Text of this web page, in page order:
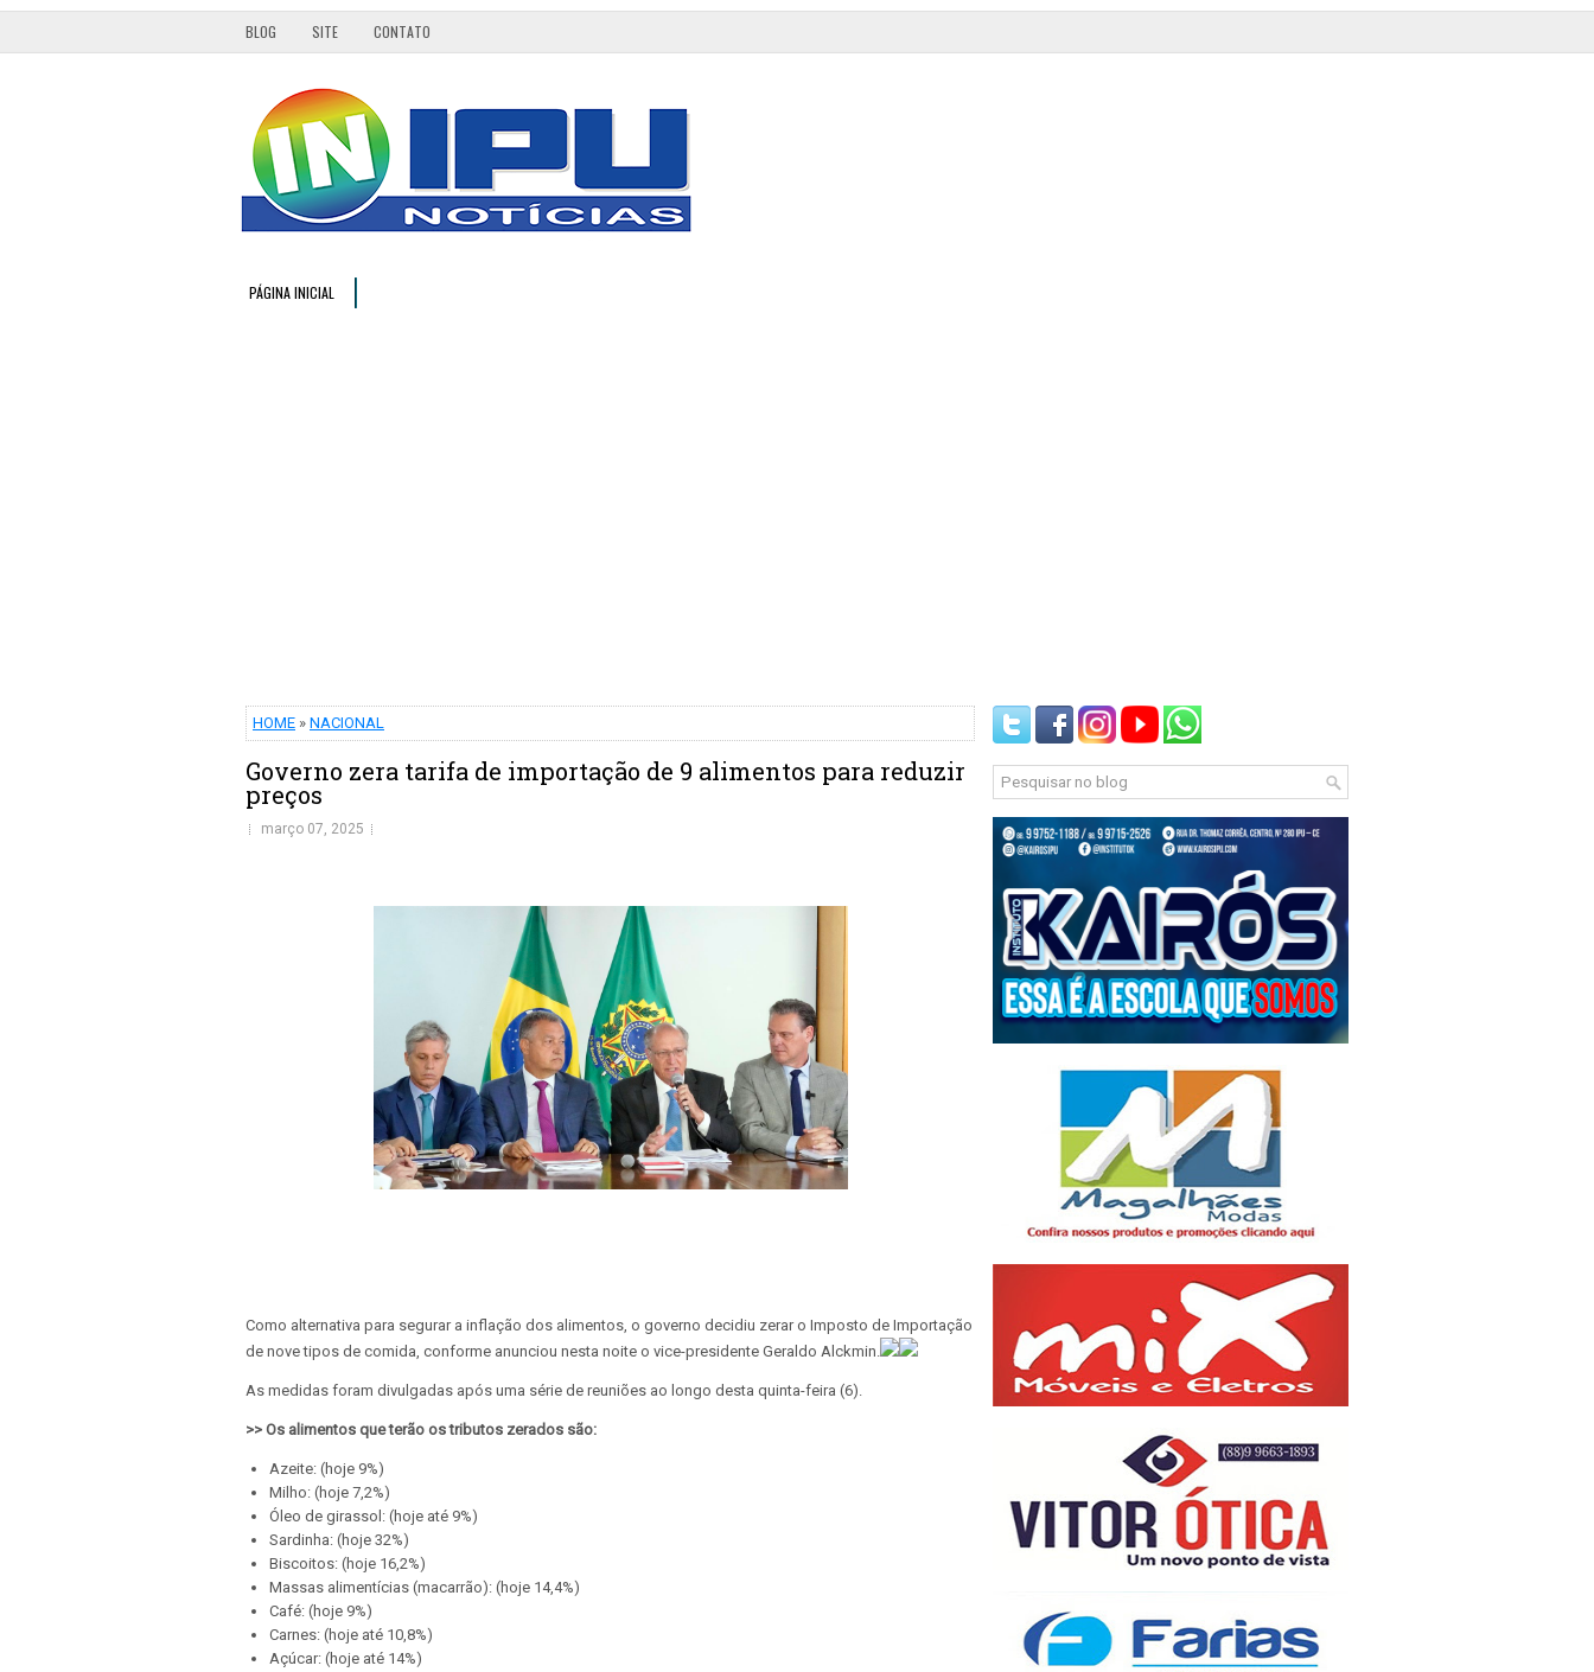
BLOG SITE CONTATO
PÁGINA INICIAL
HOME » NACIONAL
Governo zera tarifa de importação de 9 alimentos para reduzir
preços
março 07, 2025
Como alternativa para segurar a inflação dos alimentos, o governo decidiu zerar o Imposto de Importação
de nove tipos de comida, conforme anunciou nesta noite o vice-presidente Geraldo Alckmin.
As medidas foram divulgadas após uma série de reuniões ao longo desta quinta-feira (6).
>> Os alimentos que terão os tributos zerados são:
Azeite: (hoje 9%)
Milho: (hoje 7,2%)
Óleo de girassol: (hoje até 9%)
Sardinha: (hoje 32%)
Biscoitos: (hoje 16,2%)
Massas alimentícias (macarrão): (hoje 14,4%)
Café: (hoje 9%)
Carnes: (hoje até 10,8%)
Açúcar: (hoje até 14%)